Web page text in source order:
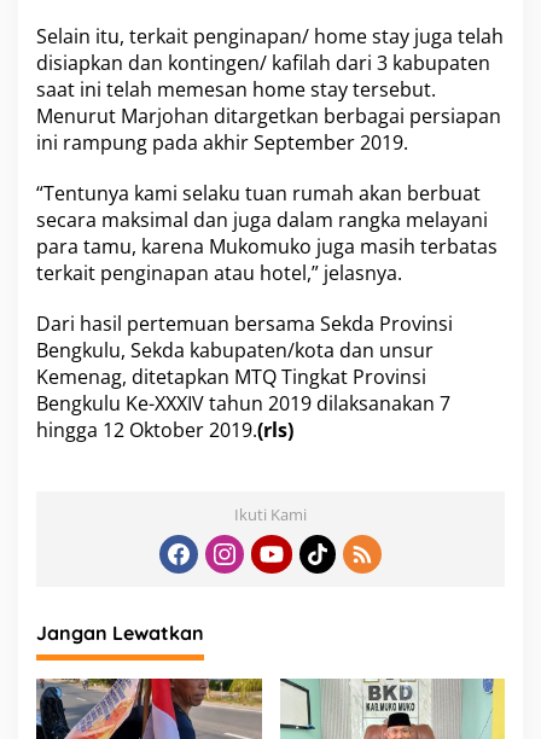
Selain itu, terkait penginapan/ home stay juga telah
disiapkan dan kontingen/ kafilah dari 3 kabupaten
saat ini telah memesan home stay tersebut.
Menurut Marjohan ditargetkan berbagai persiapan
ini rampung pada akhir September 2019.
“Tentunya kami selaku tuan rumah akan berbuat
secara maksimal dan juga dalam rangka melayani
para tamu, karena Mukomuko juga masih terbatas
terkait penginapan atau hotel,” jelasnya.
Dari hasil pertemuan bersama Sekda Provinsi
Bengkulu, Sekda kabupaten/kota dan unsur
Kemenag, ditetapkan MTQ Tingkat Provinsi
Bengkulu Ke-XXXIV tahun 2019 dilaksanakan 7
hingga 12 Oktober 2019.(rls)
Ikuti Kami
Jangan Lewatkan